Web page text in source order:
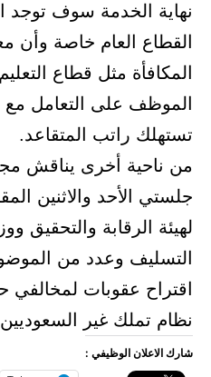
نهاية الخدمة سوف توجد
القطاع العام خاصة
المكافأة مثل قطاع
الموظف على التعامل
تستهلك راتب المتقاعد.
من ناحية أخرى يناقش
جلستي الأحد والاثنين
لهيئة الرقابة والتحقيق
التسليف وعدد من
اقتراح عقوبات
نظام تملك غير السعوديين
شارك الاعلان الوظيفي :